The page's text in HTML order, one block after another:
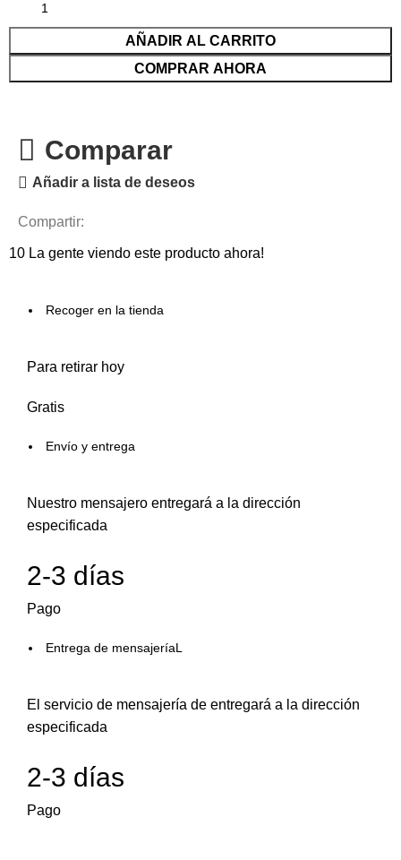
AÑADIR AL CARRITO
COMPRAR AHORA
Comparar
Añadir a lista de deseos
Compartir:
10 La gente viendo este producto ahora!
Recoger en la tienda
Para retirar hoy
Gratis
Envío y entrega
Nuestro mensajero entregará a la dirección
especificada
2-3 días
Pago
Entrega de mensajeríaL
El servicio de mensajería de entregará a la dirección
especificada
2-3 días
Pago